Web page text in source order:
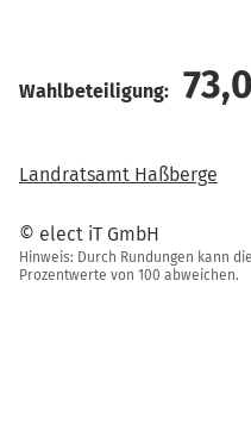
Wahlbeteiligung: 73,0
Landratsamt Haßberge
© elect iT GmbH
Hinweis: Durch Rundungen kann
Prozentwerte von 100 abweichen.